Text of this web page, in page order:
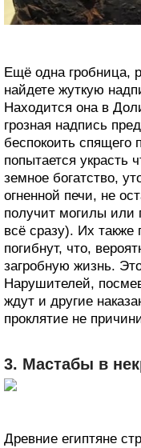
Ещё одна гробница,
найдете жуткую
Находится она в
грозная надпись
беспокоить
попытается украсть
земное богатство,
огненной печи, не
получит могилы или
всё сразу). Их также
погибнут, что,
загробную жизнь.
Нарушителей,
ждут и другие
проклятие не
3. Мастабы в
Древние египтяне